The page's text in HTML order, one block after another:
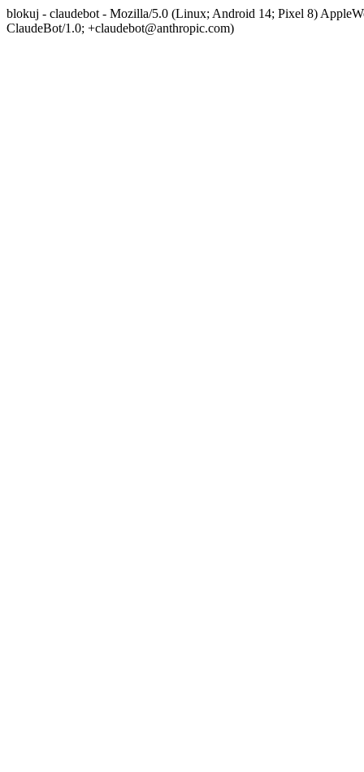
blokuj - claudebot - Mozilla/5.0 (Linux; Android 14; Pixel 8)
ClaudeBot/1.0; +claudebot@anthropic.com)